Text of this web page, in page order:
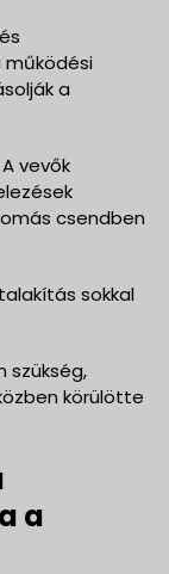
működési
a
vevők
csendben
sokkal
szükség,
körülötte
a